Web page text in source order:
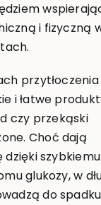
i fizyczną
przytłoczenia
i łatwe
czy przekąski
Choć dają
szybkiemu
glukozy, w
do spadku